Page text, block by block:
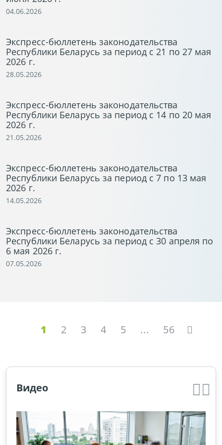
04.06.2026
Экспресс-бюллетень законодательства
Республики Беларусь за период с 21 по 27 мая
2026 г.
28.05.2026
Экспресс-бюллетень законодательства
Республики Беларусь за период с 14 по 20 мая
2026 г.
21.05.2026
Экспресс-бюллетень законодательства
Республики Беларусь за период с 7 по 13 мая
2026 г.
14.05.2026
Экспресс-бюллетень законодательства
Республики Беларусь за период с 30 апреля по
6 мая 2026 г.
07.05.2026
1 2 3 4 5 ... 56
Видео